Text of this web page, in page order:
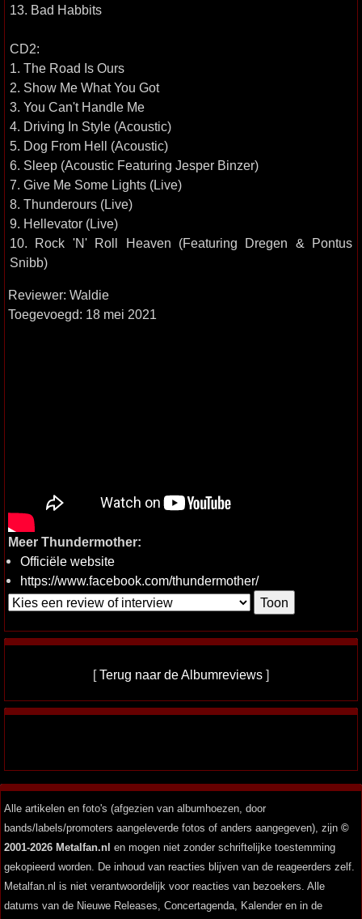
13. Bad Habbits
CD2:
1. The Road Is Ours
2. Show Me What You Got
3. You Can't Handle Me
4. Driving In Style (Acoustic)
5. Dog From Hell (Acoustic)
6. Sleep (Acoustic Featuring Jesper Binzer)
7. Give Me Some Lights (Live)
8. Thunderours (Live)
9. Hellevator (Live)
10. Rock 'N' Roll Heaven (Featuring Dregen & Pontus
Snibb)
Reviewer: Waldie
Toegevoegd: 18 mei 2021
Meer Thundermother:
Officiële website
https://www.facebook.com/thundermother/
[Terug naar de Albumreviews ]
Alle artikelen en foto's (afgezien van albumhoezen, door
bands/labels/promoters aangeleverde fotos of anders aangegeven), zijn ©
2001-2026 Metalfan.nl en mogen niet zonder schriftelijke toestemming
gekopieerd worden. De inhoud van reacties blijven van de reageerders zelf.
Metalfan.nl is niet verantwoordelijk voor reacties van bezoekers. Alle
datums van de Nieuwe Releases, Concertagenda, Kalender en in de